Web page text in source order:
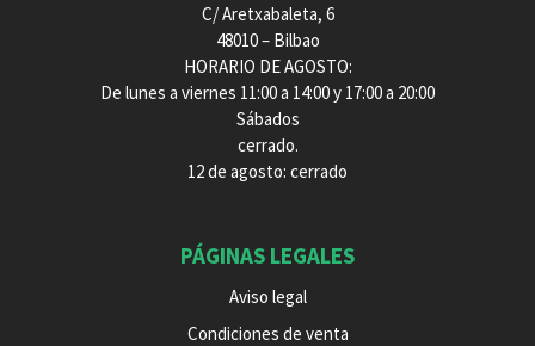
C/ Aretxabaleta, 6
48010 – Bilbao
HORARIO DE AGOSTO:
De lunes a viernes 11:00 a 14:00 y 17:00 a 20:00
Sábados
cerrado.
12 de agosto: cerrado
PÁGINAS LEGALES
Aviso legal
Condiciones de venta